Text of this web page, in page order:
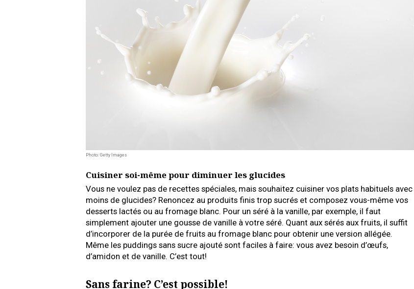
Photo: Getty Images
Cuisiner soi-même pour diminuer les glucides
Vous ne voulez pas de recettes spéciales, mais souhaitez cuisiner vos plats habituels avec
moins de glucides? Renoncez au produits finis trop sucrés et composez vous-même vos
desserts lactés ou au fromage blanc. Pour un séré à la vanille, par exemple, il faut
simplement ajouter une gousse de vanille à votre séré. Quant aux sérés aux fruits, il suffit
d’incorporer de la purée de fruits au fromage blanc pour obtenir une version allégée.
Même les puddings sans sucre ajouté sont faciles à faire: vous avez besoin d’œufs,
d’amidon et de vanille. C’est tout!
Sans farine? C’est possible!